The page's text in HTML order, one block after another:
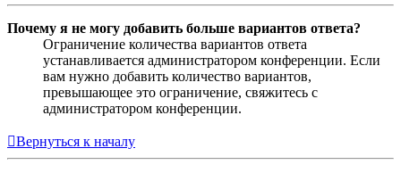
Почему я не могу добавить больше вариантов ответа?
Ограничение количества вариантов ответа
устанавливается администратором конференции. Если
вам нужно добавить количество вариантов,
превышающее это ограничение, свяжитесь с
администратором конференции.
Вернуться к началу